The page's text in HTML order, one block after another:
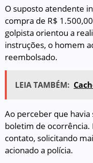
O suposto atendente
compra de R$
golpista orientou a
instruções, o homem
reembolsado.
LEIA TAMBÉM:
Ao perceber que
boletim de
contato, solicitando
acionado a polícia.